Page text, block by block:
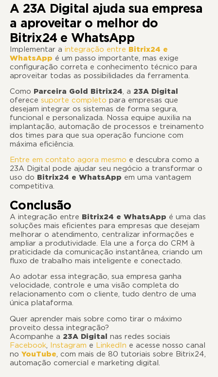
A 23A Digital ajuda sua empresa
a aproveitar o melhor do
Bitrix24 e WhatsApp
Implementar a integração entre Bitrix24 e
WhatsApp é um passo importante, mas exige
configuração correta e conhecimento técnico para
aproveitar todas as possibilidades da ferramenta.
Como Parceira Gold Bitrix24, a 23A Digital
oferece suporte completo para empresas que
desejam integrar os sistemas de forma segura,
funcional e personalizada. Nossa equipe auxilia na
implantação, automação de processos e treinamento
dos times para que sua operação funcione com
máxima eficiência.
Entre em contato agora mesmo e descubra como a
23A Digital pode ajudar seu negócio a transformar o
uso do Bitrix24 e WhatsApp em uma vantagem
competitiva.
Conclusão
A integração entre Bitrix24 e WhatsApp é uma das
soluções mais eficientes para empresas que desejam
melhorar o atendimento, centralizar informações e
ampliar a produtividade. Ela une a força do CRM à
praticidade da comunicação instantânea, criando um
fluxo de trabalho mais inteligente e conectado.
Ao adotar essa integração, sua empresa ganha
velocidade, controle e uma visão completa do
relacionamento com o cliente, tudo dentro de uma
única plataforma.
Quer aprender mais sobre como tirar o máximo
proveito dessa integração?
Acompanhe a 23A Digital nas redes sociais
Facebook Instagram e LinkedIn e acesse nosso canal
no YouTube , com mais de 80 tutoriais sobre Bitrix24,
automação comercial e marketing digital.